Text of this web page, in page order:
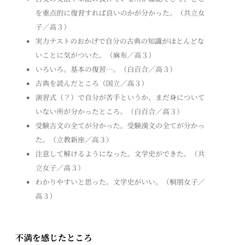
を重点的に復習すれば良いのかが分かった。（共立女
子／高３）
実力テストのおかげで自分の古典の知識がほとんどな
いことに気がついた。（麻布／高３）
いろいろ。基本の復習…。（白百合／高３）
古典を読んだところ（国立／高３）
演習式（？）で自分が苦手というか、まだ身について
いない所が分かったところ。（白百合／高３）
受験古文の全てが分かった。受験漢文の全てが分かっ
た。（立教新座／高３）
注意して解けるようになった。文学史ができた。（共
立女子／高３）
わかりやすいと思った。文学史がいい。（桐朋女子／
高３）
不満を感じたところ